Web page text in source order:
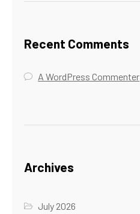
Recent Comments
A WordPress Commenter
Archives
July 2026